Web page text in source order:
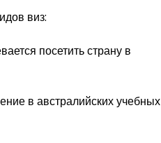
виз:
посетить страну в
в австралийских учебных